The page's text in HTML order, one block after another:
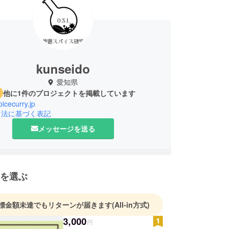
kunseido
愛知県
他に1件のプロジェクトを掲載しています
に基づく表記
メッセージを送る
選ぶ
金額未達でもリターンが届きます(All-in方式)
3,000円